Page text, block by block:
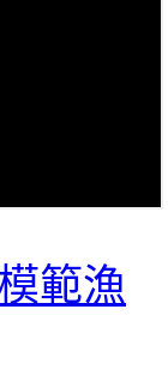
範漁